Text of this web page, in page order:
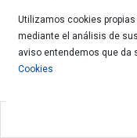
Cepillo doble fabricado
Utilizamos cookies
mediante el análisis de
aviso entendemos que da
Cookies